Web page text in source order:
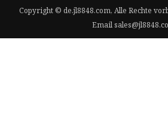
Copyright © de.jl8848.com, Alle Rechte
Email